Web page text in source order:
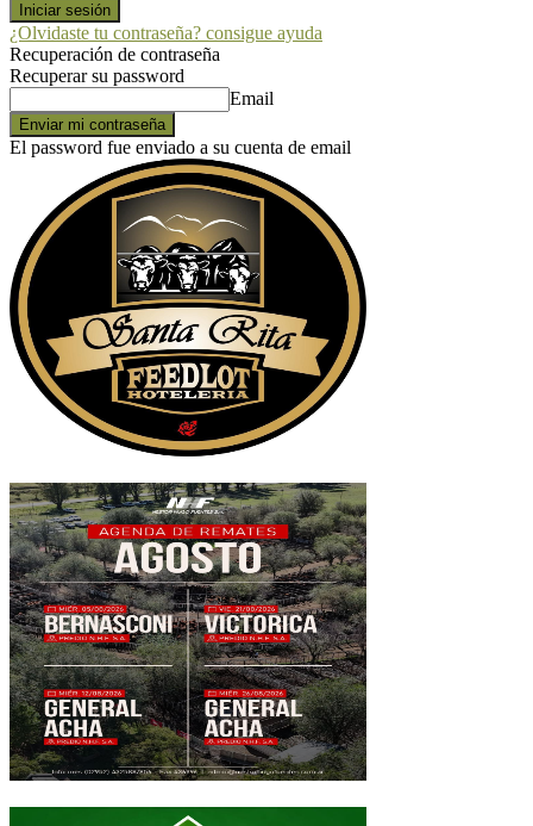
¿Olvidaste tu contraseña? consigue ayuda
Recuperación de contraseña
Recuperar su password
Email
El password fue enviado a su cuenta de email